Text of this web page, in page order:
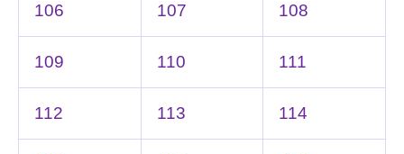
106 107 108
109 110 111
112 113 114